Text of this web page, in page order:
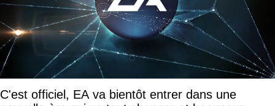
C'est officiel, EA va bientôt entrer dans une